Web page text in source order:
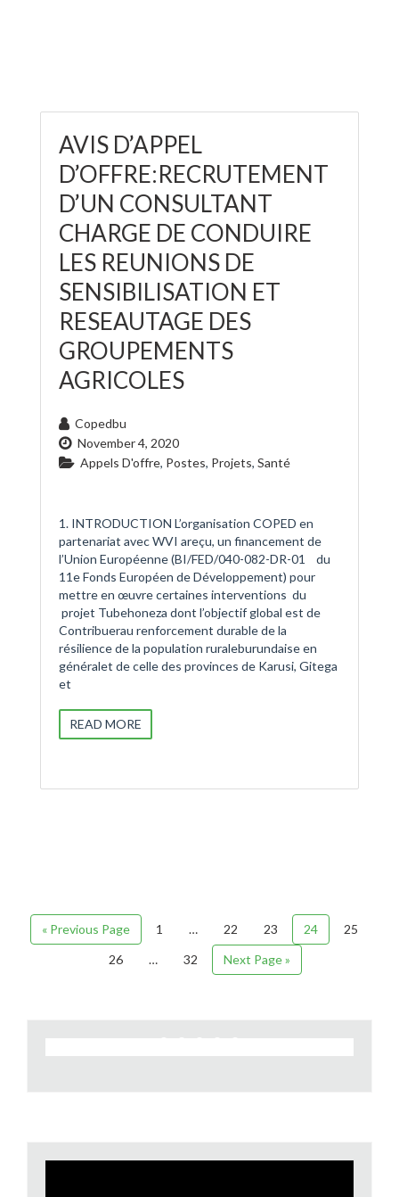
AVIS D’APPEL
D’OFFRE:RECRUTEMENT
D’UN CONSULTANT
CHARGE DE CONDUIRE
LES REUNIONS DE
SENSIBILISATION ET
RESEAUTAGE DES
GROUPEMENTS
AGRICOLES
Copedbu
November 4, 2020
Appels D'offre, Postes, Projets, Santé
1. INTRODUCTION L’organisation COPED en
partenariat avec WVI areçu, un financement de
l’Union Européenne (BI/FED/040-082-DR-01 du
11e Fonds Européen de Développement) pour
mettre en œuvre certaines interventions du
projet Tubehoneza dont l’objectif global est de
Contribuerau renforcement durable de la
résilience de la population ruraleburundaise en
généralet de celle des provinces de Karusi, Gitega
et
READ MORE
« Previous Page 1 … 22 23 24
25
26
… 32 Next Page »